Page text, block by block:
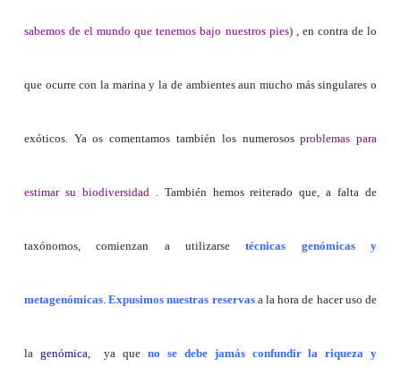
sabemos de el mundo que tenemos bajo nuestros pies) , en contra de lo
que ocurre con la marina y la de ambientes aun mucho más singulares o
exóticos. Ya os comentamos también los numerososproblemas para
estimar su biodiversidad . También hemos reiterado que, a falta de
taxónomos, comienzan a utilizarsetécnicas genómicas y
metagenómicas.Expusimos nuestras reservasa la hora de hacer uso de
la genómica, ya queno se debe jamás confundir la riqueza y